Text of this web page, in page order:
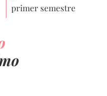
primer semestre